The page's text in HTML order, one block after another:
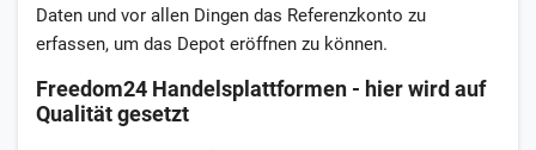
Daten und vor allen Dingen das Referenzkonto zu
erfassen, um das Depot eröffnen zu können.
Freedom24 Handelsplattformen - hier wird auf
Qualität gesetzt